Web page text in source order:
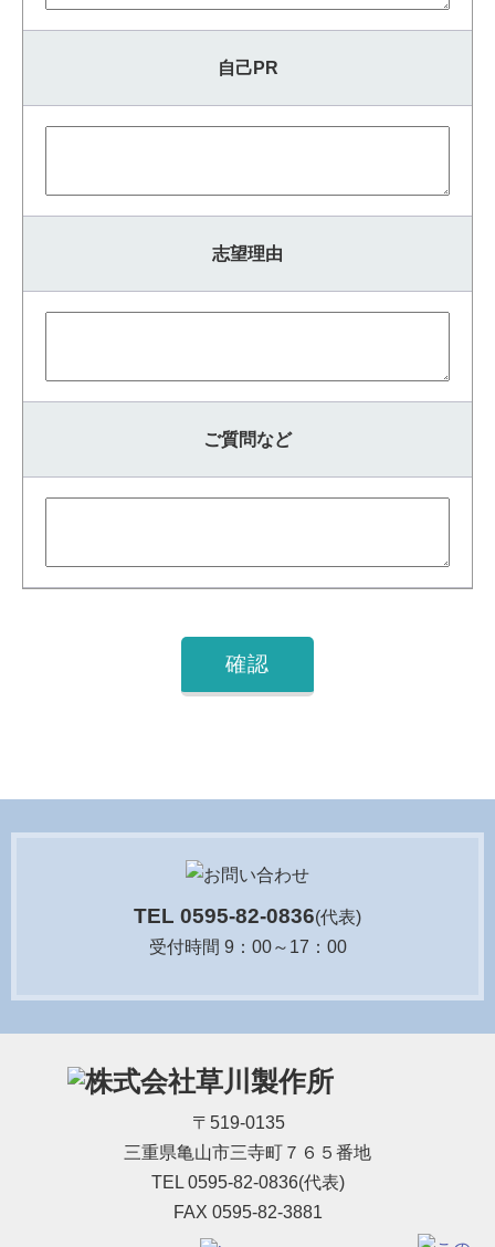
自己PR
志望理由
ご質問など
TEL 0595-82-0836(代表)
受付時間 9：00～17：00
〒519-0135
三重県亀山市三寺町７６５番地
TEL 0595-82-0836(代表)
FAX 0595-82-3881